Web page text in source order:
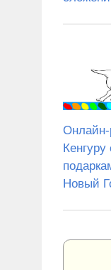
Онлайн-
Кенгуру
Новый